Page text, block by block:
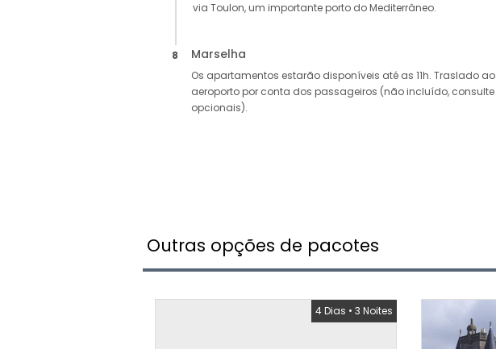
via Toulon, um importante porto do Mediterrâneo.
8 Marselha
Os apartamentos estarão disponíveis até as 11h. Traslado ao
aeroporto por conta dos passageiros (não incluído, consulte
opcionais).
Outras opções de pacotes
4 Dias • 3 Noites